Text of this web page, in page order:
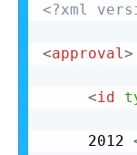
<?xml
<approval>
<id
	 2012